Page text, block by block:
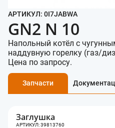
АРТИКУЛ: 0I7JABWA
GN2 N 10
Напольный котёл с
наддувную горелку (газ/
Цена по запросу.
Запчасти
Заглушка
АРТИКУЛ: 39813760